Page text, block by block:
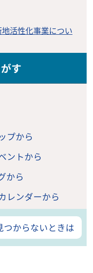
活性化事業につい
す
プから
ントから
から
レンダーから
つからないときは